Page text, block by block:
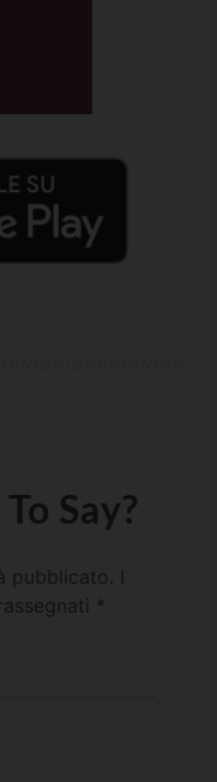
Say?
pubblicato.
*